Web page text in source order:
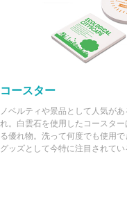
コースター
ノベルティや景品として人気が
れ。白雲石を使用したコースタ
る優れ物。洗って何度でも使用で
グッズとして今特に注目されてい